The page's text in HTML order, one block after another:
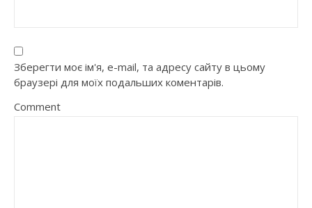
Зберегти моє ім'я, e-mail, та адресу сайту в цьому
браузері для моїх подальших коментарів.
Comment